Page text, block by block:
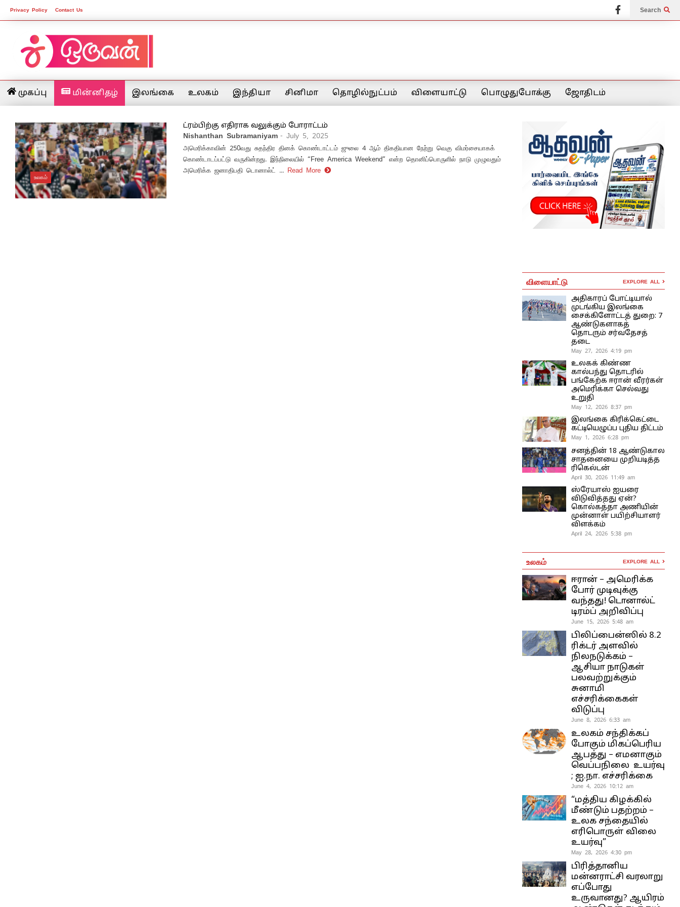
Privacy Policy Contact Us Search
முகப்பு மின்னிதழ் இலங்கை உலகம் இந்தியா சினிமா தொழில்நுட்பம் விளையாட்டு பொழுதுபோக்கு ஜோதிடம்
உலகம்
ட்ரம்பிற்கு எதிராக வலுக்கும் போராட்டம்
Nishanthan Subramaniyam - July 5, 2025
அமெரிக்காவின் 250வது சுதந்திர தினக் கொண்டாட்டம் ஜுலை 4 ஆம் திகதியான நேற்று வெகு விமர்சையாகக்
கொண்டாடப்பட்டு வருகின்றது. இந்நிலையில் “Free America Weekend” என்ற தொனிப்பொருளில் நாடு முழுவதும்
அமெரிக்க ஜனாதிபதி டொனால்ட் ... Read More
விளையாட்டு EXPLORE ALL
அதிகாரப் போட்டியால்
முடங்கிய இலங்கை
சைக்கிளோட்டத் துறை: 7
ஆண்டுகளாகத்
தொடரும் சர்வதேசத்
தடை
May 27, 2026 4:19 pm
உலகக் கிண்ண
கால்பந்து தொடரில்
பங்கேற்க ஈரான் வீரர்கள்
அமெரிக்கா செல்வது
உறுதி
May 12, 2026 8:37 pm
இலங்கை கிரிக்கெட்டை
கட்டியெழுப்ப புதிய திட்டம்
May 1, 2026 6:28 pm
சனத்தின் 18 ஆண்டுகால
சாதனையை முறியடித்த
ரிகெல்டன்
April 30, 2026 11:49 am
ஸ்ரேயாஸ் ஐயரை
விடுவித்தது ஏன்?
கொல்கத்தா அணியின்
முன்னாள் பயிற்சியாளர்
விளக்கம்
April 24, 2026 5:38 pm
உலகம் EXPLORE ALL
ஈரான் – அமெரிக்க
போர் முடிவுக்கு
வந்தது! டொனால்ட்
டிரம்ப் அறிவிப்பு
June 15, 2026 5:48 am
பிலிப்பைன்ஸில் 8.2
ரிக்டர் அளவில்
நிலநடுக்கம் –
ஆசியா நாடுகள்
பலவற்றுக்கும்
சுனாமி
எச்சரிக்கைகள்
விடுப்பு
June 8, 2026 6:33 am
உலகம் சந்திக்கப்
போகும் மிகப்பெரிய
ஆபத்து – எமனாகும்
வெப்பநிலை உயர்வு
; ஐ.நா. எச்சரிக்கை
June 4, 2026 10:12 am
“மத்திய கிழக்கில்
மீண்டும் பதற்றம் –
உலக சந்தையில்
எரிபொருள் விலை
உயர்வு”
May 28, 2026 4:30 pm
பிரித்தானிய
மன்னராட்சி வரலாறு
எப்போது
உருவானது? ஆயிரம்